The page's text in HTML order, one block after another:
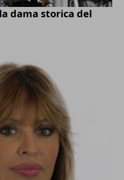
dama storica del